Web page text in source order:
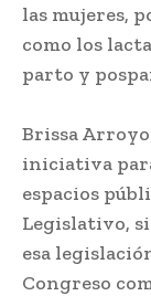
las mujeres,
como los
parto y
Brissa
iniciativa
espacios
Legislativo,
esa
Congreso